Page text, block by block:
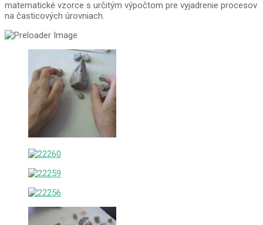
matematické vzorce s určitým výpočtom pre vyjadrenie procesov
na časticových úrovniach.